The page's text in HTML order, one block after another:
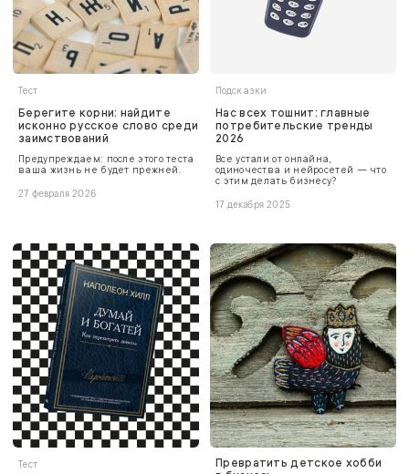
Тест
Берегите корни: найдите
исконно русское слово среди
заимствований
Предупреждаем: после этого теста
ваша жизнь не будет прежней.
27 февраля 2026
Подсказки
Нас всех тошнит: главные
потребительские тренды
2026
Все устали от онлайна,
одиночества и нейросетей — что
с этим делать бизнесу?
17 декабря 2025
Тест
Превратить детское хобби